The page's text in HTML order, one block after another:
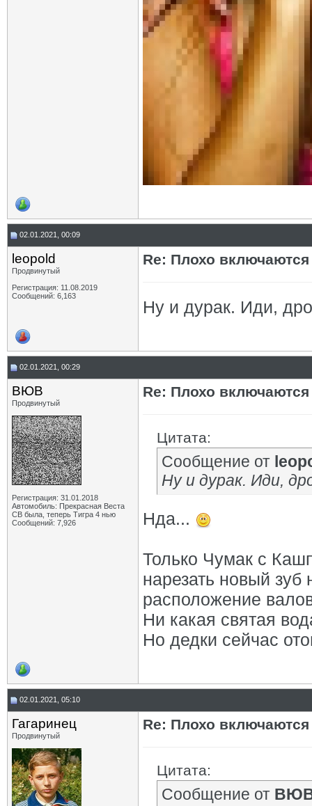
02.01.2021, 00:09
leopold
Продвинутый
Регистрация: 11.08.2019
Сообщений: 6,163
Re: Плохо
Ну и дурак. Иди,
02.01.2021, 00:29
ВЮВ
Продвинутый
Регистрация: 31.01.2018
Автомобиль: Прекрасная Веста
СВ была, теперь Тигра 4 нью
Сообщений: 7,926
Re: Плохо
Цитата:
Сообщение от
Ну и дурак. Иди,
Нда...
Только Чумак с
нарезать новый зуб
расположение
Ни какая святая
Но дедки сейчас
02.01.2021, 05:10
Гагаринец
Продвинутый
Re: Плохо
Цитата:
Сообщение от